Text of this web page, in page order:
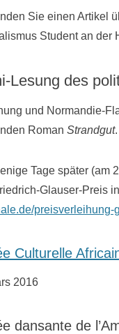
Sie einen Artikel
Student an der
Lesung des
und Normandie-
Roman Strandgut.
Tage später (am
Glauser-Preis
preisverleihung-
Culturelle
2016
dansante de